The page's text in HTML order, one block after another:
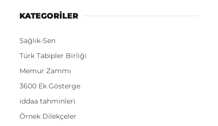
KATEGORİLER
Sağlık-Sen
Türk Tabipler Birliği
Memur Zammı
3600 Ek Gösterge
iddaa tahminleri
Örnek Dilekçeler